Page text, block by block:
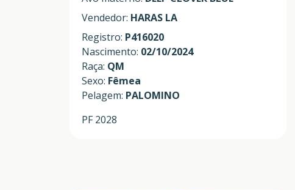
Vendedor: HARAS LA
Registro: P416020
Nascimento: 02/10/2024
Raça: QM
Sexo: Fêmea
Pelagem: PALOMINO
PF 2028